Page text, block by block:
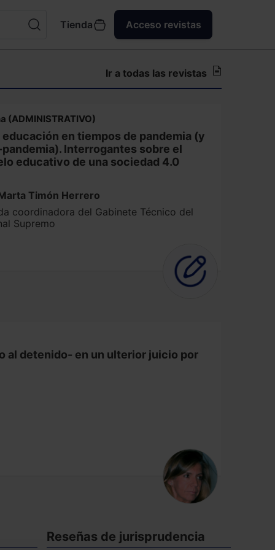
Tienda Acceso revistas
Ir a todas las revistas
(ADMINISTRATIVO)
educación en tiempos de pandemia (y
Interrogantes sobre el
educativo de una sociedad 4.0
Timón Herrero
coordinadora del Gabinete Técnico del
Supremo
al detenido- en un ulterior juicio por
Reseñas de jurisprudencia